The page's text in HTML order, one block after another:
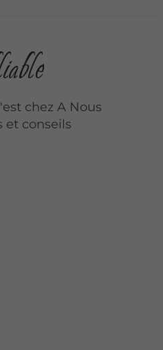
chez A Nous
et conseils